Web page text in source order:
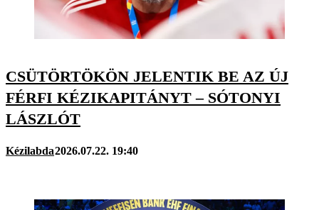
CSÜTÖRTÖKÖN JELENTIK BE AZ ÚJ
FÉRFI KÉZIKAPITÁNYT – SÓTONYI
LÁSZLÓT
Kézilabda2026.07.22. 19:40